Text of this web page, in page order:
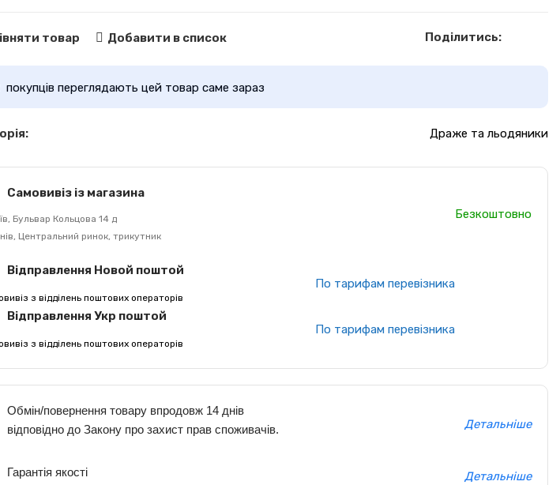
товар Добавити в список Поділитись:
покупців переглядають цей товар саме зараз
Драже та льодяники
Самовивіз із магазина
Бульвар Кольцова 14 д
Центральний ринок, трикутник
Безкоштовно
Відправлення Новой поштой
з відділень поштових операторів
По тарифам перевізника
Відправлення Укр поштой
з відділень поштових операторів
По тарифам перевізника
Обмін/повернення товару впродовж 14 днів
відповідно до Закону про захист прав споживачів.
Детальніше
Гарантія якості Детальніше